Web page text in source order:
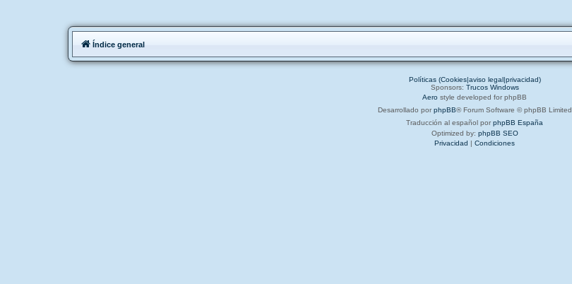
Índice general
Políticas (Cookies|aviso legal|privacidad)
Sponsors: Trucos Windows
Aero style developed for phpBB
Desarrollado por phpBB® Forum Software © phpBB Limited
Traducción al español por phpBB España
Optimized by: phpBB SEO
Privacidad | Condiciones